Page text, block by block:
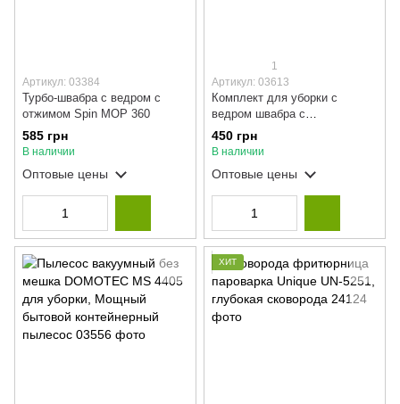
Артикул: 03384
Турбо-швабра с ведром с
отжимом Spin MOP 360
585 грн
В наличии
Оптовые цены
1
Артикул: 03613
Комплект для уборки с
ведром швабра с
вертикальным отжимом
450 грн
В наличии
Оптовые цены
ХИТ